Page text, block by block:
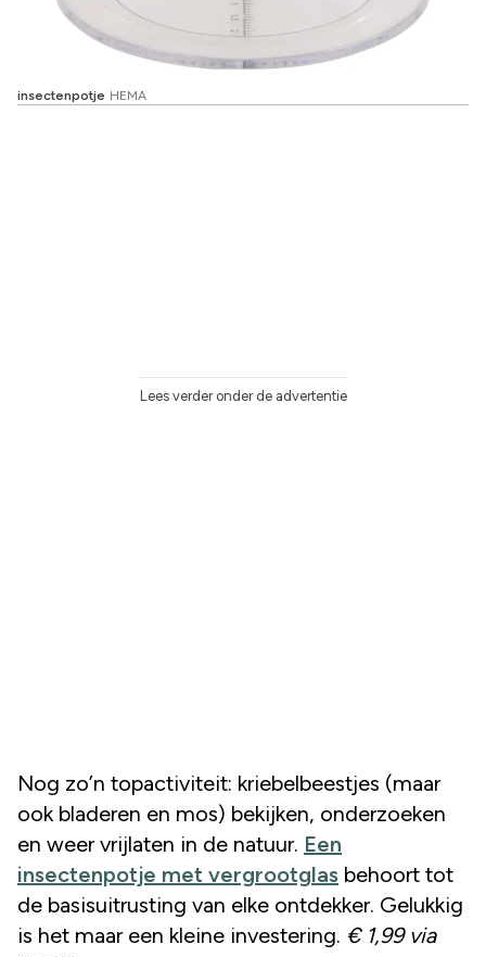
insectenpotje HEMA
Lees verder onder de advertentie
Nog zo’n topactiviteit: kriebelbeestjes (maar
ook bladeren en mos) bekijken, onderzoeken
en weer vrijlaten in de natuur. Een
insectenpotje met vergrootglas behoort tot
de basisuitrusting van elke ontdekker. Gelukkig
is het maar een kleine investering. € 1,99 via